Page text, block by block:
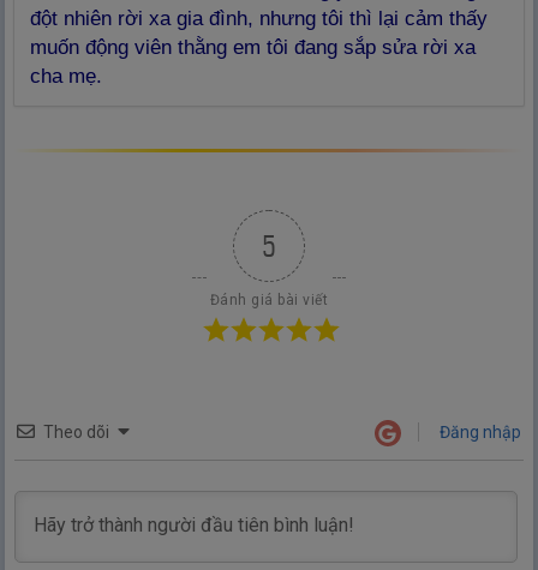
viện
khái, khí phách
đột nhiên rời xa gia đình, nhưng tôi thì lại cảm thấy
muốn động viên thằng em tôi đang sắp sửa rời xa
cha mẹ.
5
Đánh giá bài viết
Theo dõi Đăng nhập